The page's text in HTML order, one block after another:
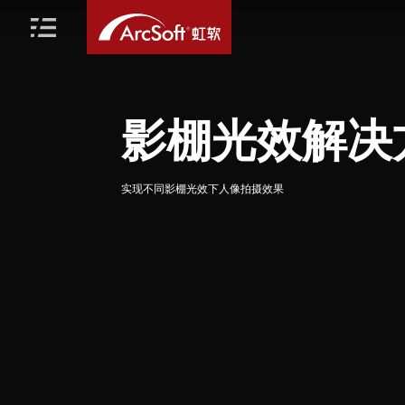
影棚光效解决
实现不同影棚光效下人像拍摄效果